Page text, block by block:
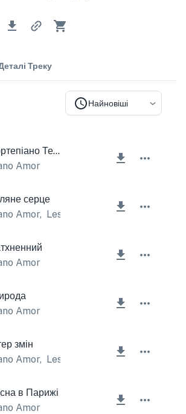
Треку
Найновіші
Фортепіано Теплий сентиментальний
Amor
серце
Amor, Lesfm
Amor
Amor
змін
Amor, Lesfm
в Парижі
Amor